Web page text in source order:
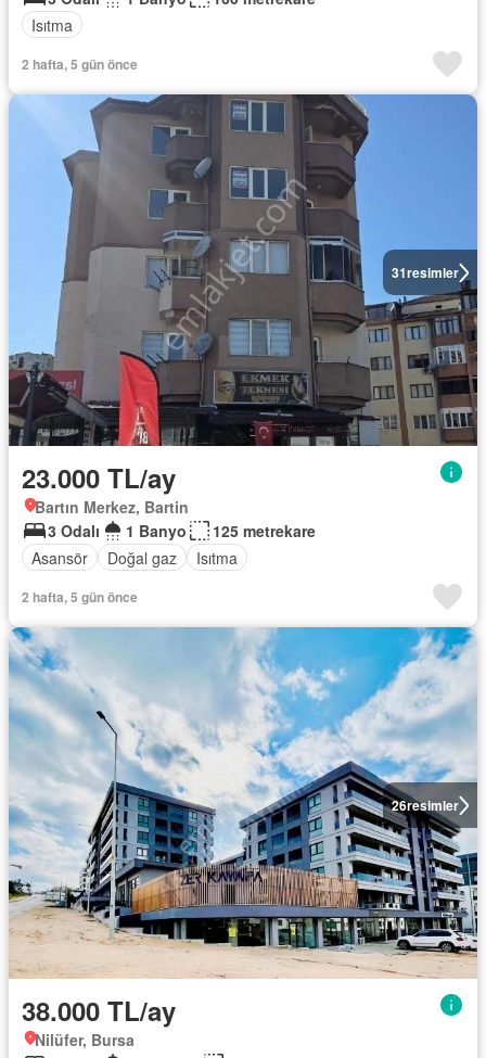
Isıtma
2 hafta, 5 gün önce
31resimler
23.000 TL/ay
Bartın Merkez, Bartin
3 Odalı
1 Banyo
125 metrekare
Asansör
Doğal gaz Isıtma
2 hafta, 5 gün önce
26resimler
38.000 TL/ay
Nilüfer, Bursa